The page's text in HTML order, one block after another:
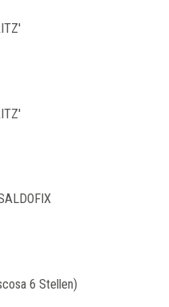
6 Stellen)